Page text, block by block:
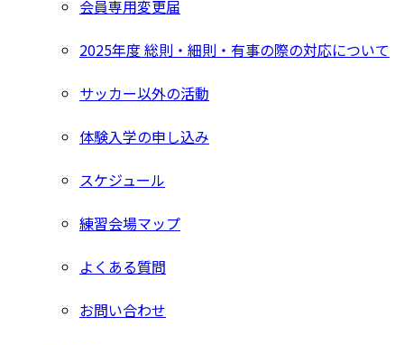
会員専用変更届
2025年度 総則・細則・有事の際の対応について
サッカー以外の活動
体験入学の申し込み
スケジュール
練習会場マップ
よくある質問
お問い合わせ